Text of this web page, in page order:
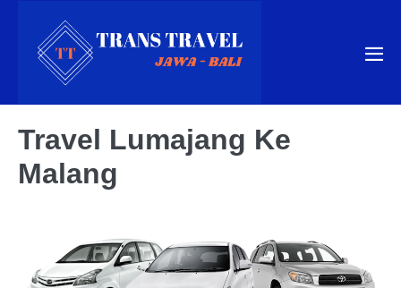
content
Travel Lumajang Ke
Malang